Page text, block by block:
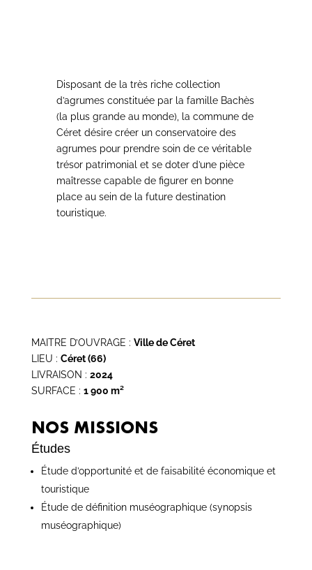
Disposant de la très riche collection
d’agrumes constituée par la famille Bachès
(la plus grande au monde), la commune de
Céret désire créer un conservatoire des
agrumes pour prendre soin de ce véritable
trésor patrimonial et se doter d’une pièce
maîtresse capable de figurer en bonne
place au sein de la future destination
touristique.
MAITRE D’OUVRAGE : Ville de Céret
LIEU : Céret (66)
LIVRAISON : 2024
SURFACE : 1 900 m²
NOS MISSIONS
Études
Étude d’opportunité et de faisabilité économique et
touristique
Étude de définition muséographique (synopsis
muséographique)